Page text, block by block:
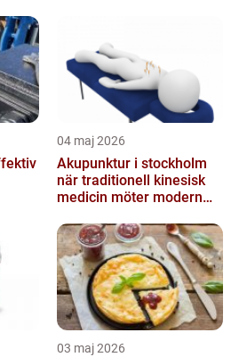
04 maj 2026
Akupunktur i stockholm
när traditionell kinesisk
medicin möter modern
03 maj 2026